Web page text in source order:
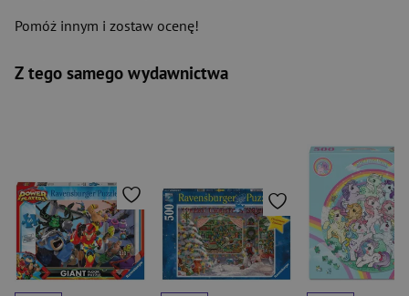
Pomóż innym i zostaw ocenę!
Z tego samego wydawnictwa